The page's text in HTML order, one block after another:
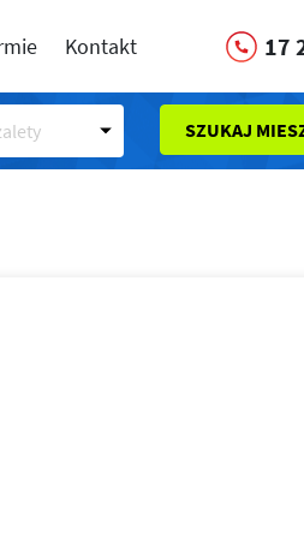
Kontakt 17
SZUKAJ